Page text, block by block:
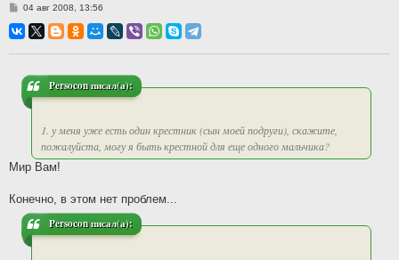
Сообщение
04 авг 2008, 13:56
Persocon писал(а):
1. у меня уже есть один крестник (сын моей подруги), скажите,
пожалуйста, могу я быть крестной для еще одного мальчика?
Мир Вам!
Конечно, в этом нет проблем...
Persocon писал(а):